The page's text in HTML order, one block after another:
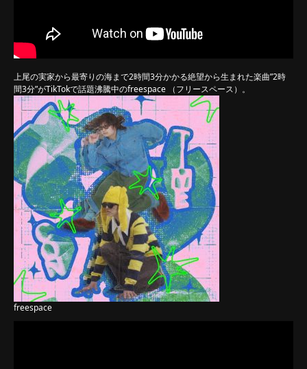
上尾の実家から最寄りの海まで2時間3分かかる絶望から生まれた楽曲”2時
間3分”がTikTokで話題沸騰中のfreespace （フリースペース）。
freespace